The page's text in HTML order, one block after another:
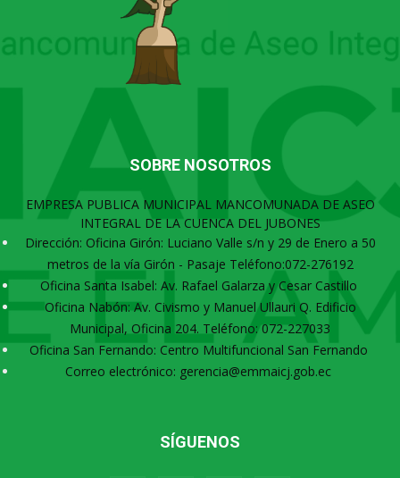
SOBRE NOSOTROS
EMPRESA PUBLICA MUNICIPAL MANCOMUNADA DE ASEO
INTEGRAL DE LA CUENCA DEL JUBONES
Dirección: Oficina Girón: Luciano Valle s/n y 29 de Enero a 50
metros de la vía Girón - Pasaje Teléfono:072-276192
Oficina Santa Isabel: Av. Rafael Galarza y Cesar Castillo
Oficina Nabón: Av. Civismo y Manuel Ullauri Q. Edificio
Municipal, Oficina 204. Teléfono: 072-227033
Oficina San Fernando: Centro Multifuncional San Fernando
Correo electrónico: gerencia@emmaicj.gob.ec
SÍGUENOS